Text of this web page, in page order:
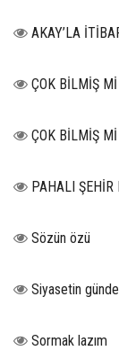
AKAY’LA
ÇOK BİLMİŞ
ÇOK BİLMİŞ
PAHALI ŞEHİR
Sözün özü
Siyasetin
Sormak lazım